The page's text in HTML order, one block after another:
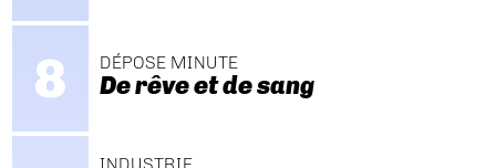
DÉPOSE MINUTE
De rêve et de sang